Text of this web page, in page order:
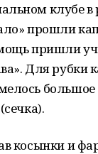
клубе в
прошли
пришли
Для рубки
большое
косынки и